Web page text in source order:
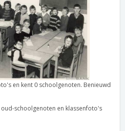
en kent 0 schoolgenoten. Benieuwd
schoolgenoten en klassenfoto's